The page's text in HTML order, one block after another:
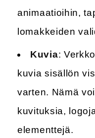
animaatioihin,
lomakkeiden
Kuvia:
kuvia sisällön
varten. Nämä
kuvituksia,
elementtejä.